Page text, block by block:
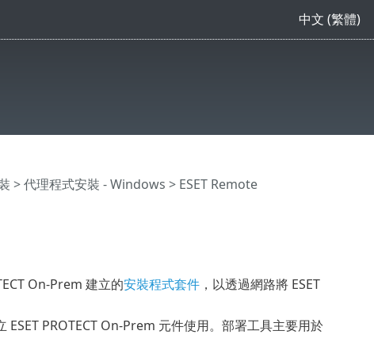
中文 (繁體)
>代理程式安裝 - Windows > ESET Remote
On-Prem 建立的安裝程式套件，以透過網路將 ESET
PROTECT On-Prem 元件使用。部署工具主要用於